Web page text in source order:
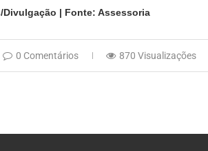
Divulgação | Fonte: Assessoria
0 Comentários 870 Visualizações